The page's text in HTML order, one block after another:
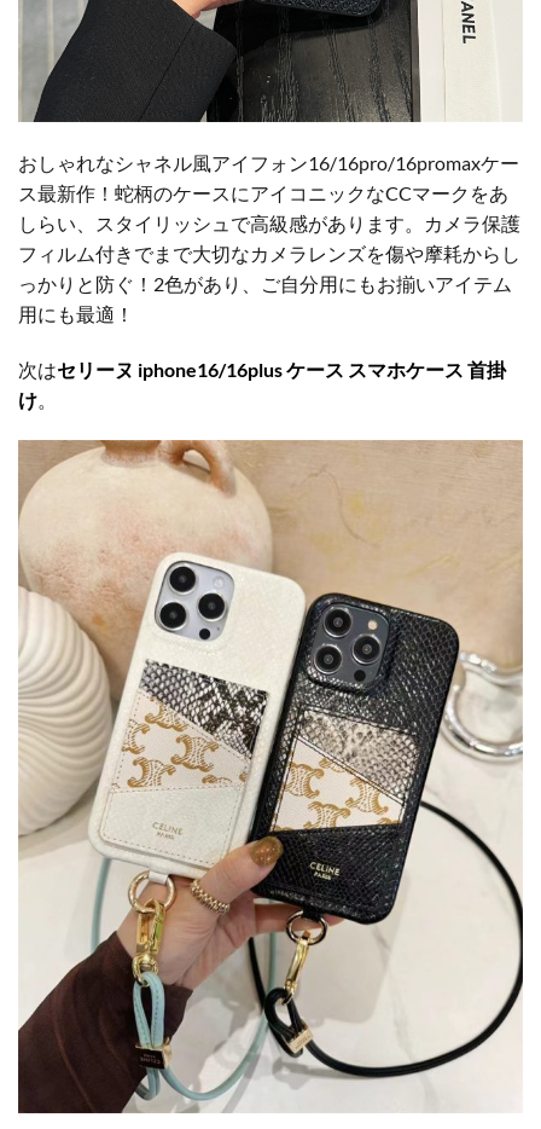
おしゃれなシャネル風アイフォン16/16pro/16promaxケー
ス最新作！蛇柄のケースにアイコニックなCCマークをあ
しらい、スタイリッシュで高級感があります。カメラ保護
フィルム付きでまで大切なカメラレンズを傷や摩耗からし
っかりと防ぐ！2色があり、ご自分用にもお揃いアイテム
用にも最適！
次はセリーヌ iphone16/16plus ケース スマホケース 首掛
け